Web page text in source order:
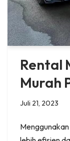
Rental
Murah
Juli 21, 2023